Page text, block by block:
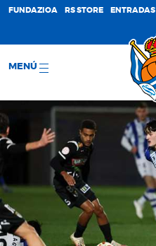
FUNDAZIOA RS STORE ENTRADAS
MENÚ